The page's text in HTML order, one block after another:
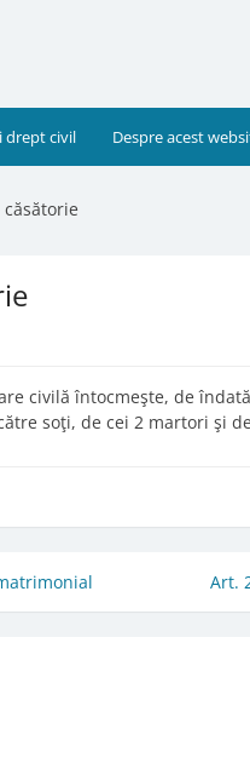
drept civil Despre acest
civilă întocmeşte, de
soţi, de cei 2 martori şi
Art.